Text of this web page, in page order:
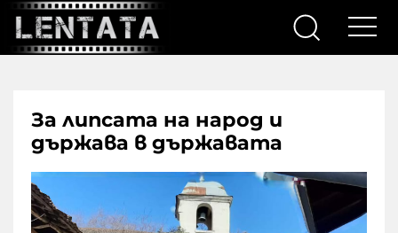
За липсата на народ и
държава в държавата